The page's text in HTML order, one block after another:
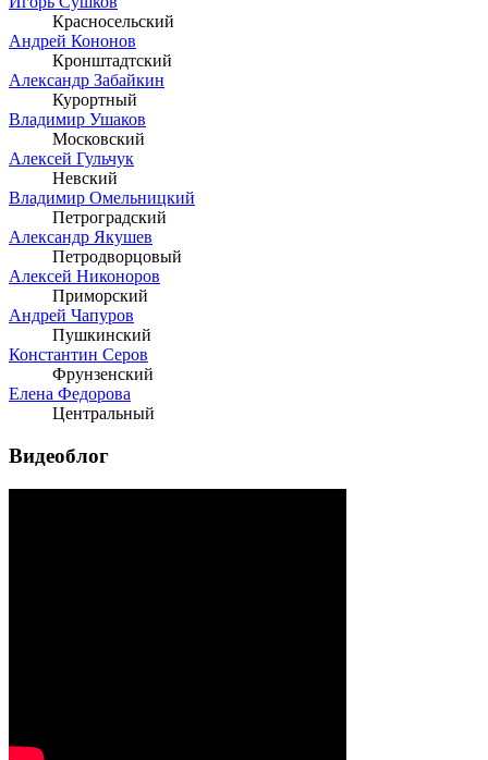
Красносельский
Андрей Кононов
Кронштадтский
Александр Забайкин
Курортный
Владимир Ушаков
Московский
Алексей Гульчук
Невский
Владимир Омельницкий
Петроградский
Александр Якушев
Петродворцовый
Алексей Никоноров
Приморский
Андрей Чапуров
Пушкинский
Константин Серов
Фрунзенский
Елена Федорова
Центральный
Видеоблог